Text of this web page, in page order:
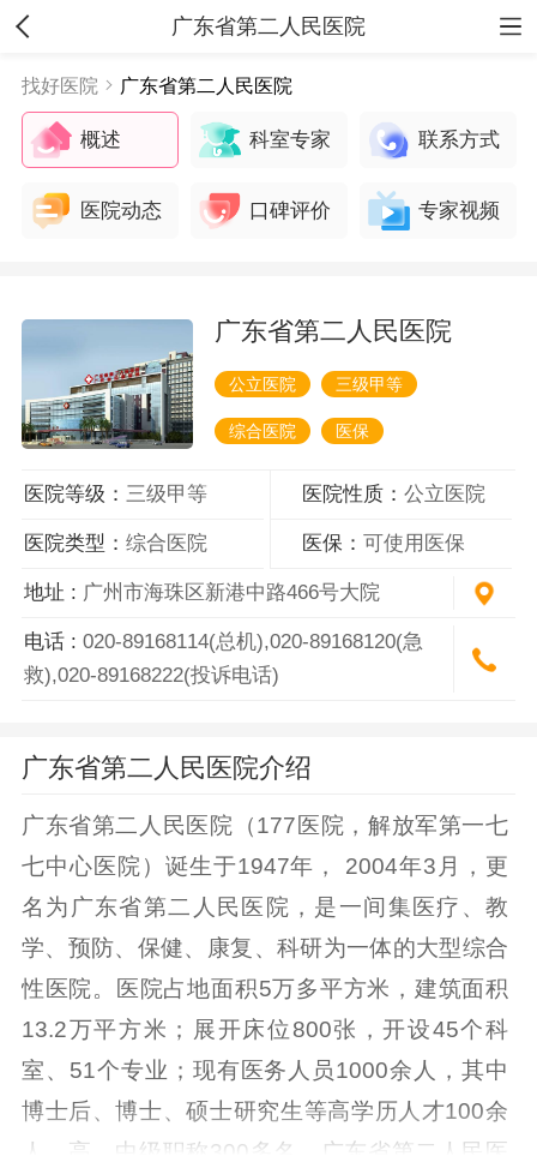
广东省第二人民医院
找好医院 广东省第二人民医院
概述 科室专家 联系方式
医院动态 口碑评价 专家视频
广东省第二人民医院
公立医院 三级甲等
综合医院 医保
医院等级：三级甲等 医院性质：公立医院
医院类型：综合医院 医保： 可使用医保
地址 : 广州市海珠区新港中路466号大院
电话 :020-89168114(总机),020-89168120(急
救),020-89168222(投诉电话)
广东省第二人民医院介绍
广东省第二人民医院（177医院，解放军第一七
七中心医院）诞生于1947年， 2004年3月，更
名为广东省第二人民医院，是一间集医疗、教
学、预防、保健、康复、科研为一体的大型综合
性医院。医院占地面积5万多平方米，建筑面积
13.2万平方米；展开床位800张，开设45个科
室、51个专业；现有医务人员1000余人，其中
博士后、博士、硕士研究生等高学历人才100余
人，高、中级职称300多名。广东省第二人民医